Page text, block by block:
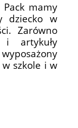
mamy
dziecko w
Zarówno
i artykuły
szkole i w